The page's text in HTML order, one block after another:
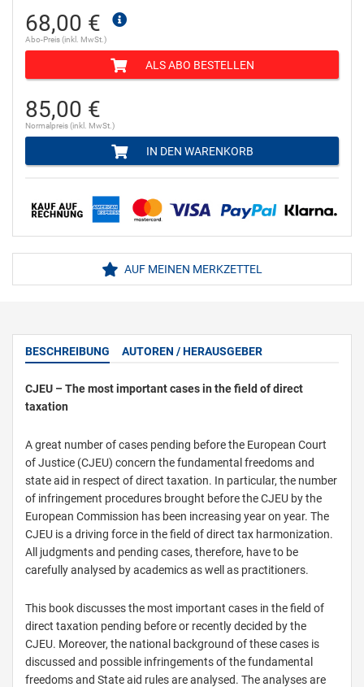
68,00 €
Abo-Preis (inkl. MwSt.)
ALS ABO BESTELLEN
85,00 €
Normalpreis (inkl. MwSt.)
IN DEN WARENKORB
AUF MEINEN MERKZETTEL
BESCHREIBUNG AUTOREN / HERAUSGEBER
CJEU – The most important cases in the field of direct
taxation
A great number of cases pending before the European Court
of Justice (CJEU) concern the fundamental freedoms and
state aid in respect of direct taxation. In particular, the number
of infringement procedures brought before the CJEU by the
European Commission has been increasing year on year. The
CJEU is a driving force in the field of direct tax harmonization.
All judgments and pending cases, therefore, have to be
carefully analysed by academics as well as practitioners.
This book discusses the most important cases in the field of
direct taxation pending before or recently decided by the
CJEU. Moreover, the national background of these cases is
discussed and possible infringements of the fundamental
freedoms and State aid rules are analysed. The analyses are